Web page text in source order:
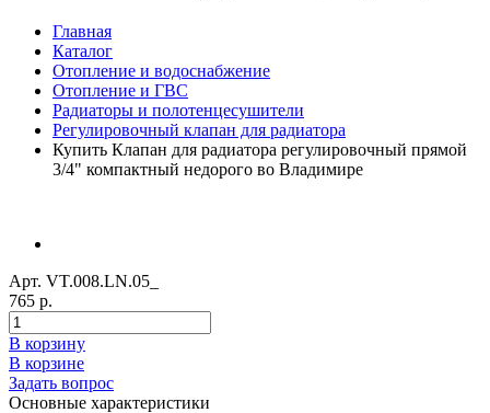
Главная
Каталог
Отопление и водоснабжение
Отопление и ГВС
Радиаторы и полотенцесушители
Регулировочный клапан для радиатора
Купить Клапан для радиатора регулировочный прямой
3/4" компактный недорого во Владимире
Арт. VT.008.LN.05_
765 р.
В корзину
В корзине
Задать вопрос
Основные характеристики